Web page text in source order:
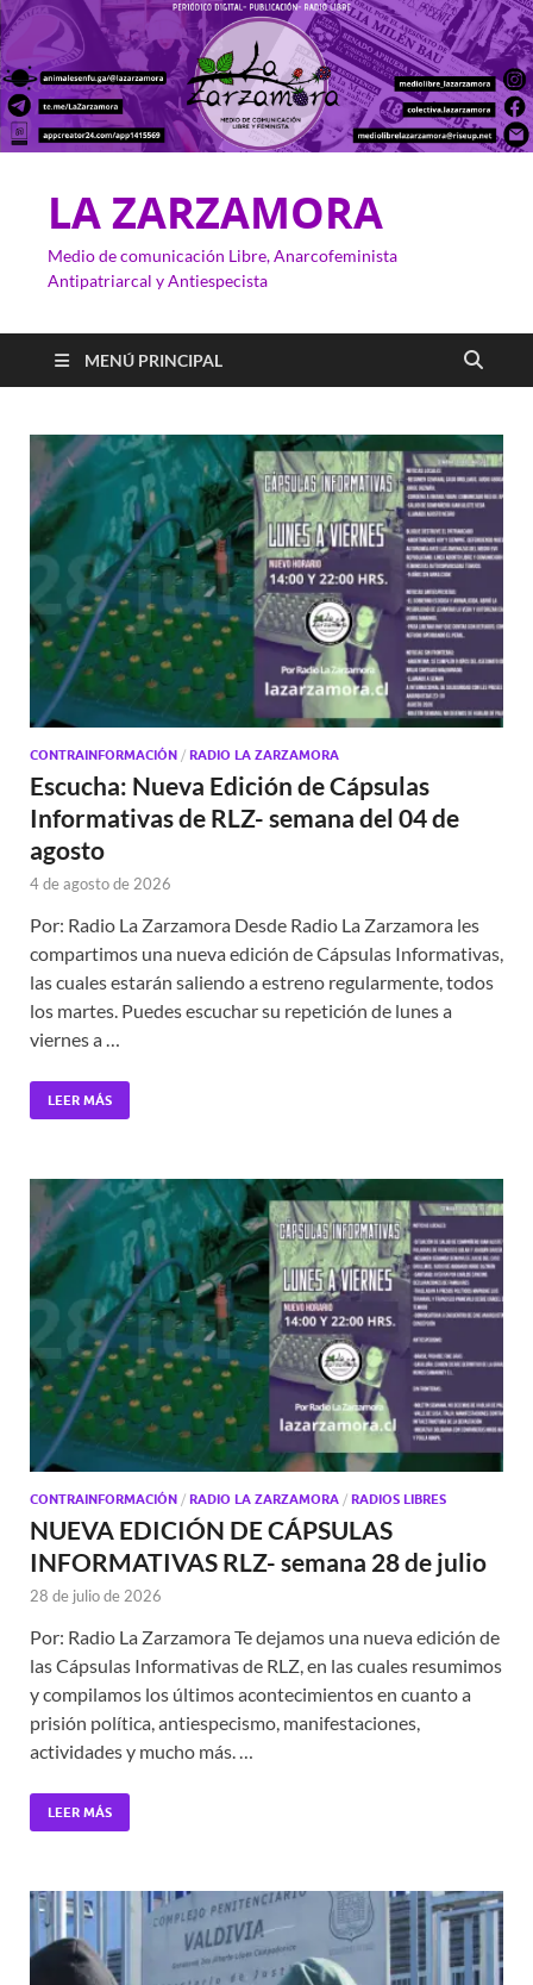
LA ZARZAMORA
Medio de comunicación Libre, Anarcofeminista
Antipatriarcal y Antiespecista
MENÚ PRINCIPAL
CONTRAINFORMACIÓN / RADIO LA ZARZAMORA
Escucha: Nueva Edición de Cápsulas
Informativas de RLZ- semana del 04 de
agosto
4 de agosto de 2026
Por: Radio La Zarzamora Desde Radio La Zarzamora les
compartimos una nueva edición de Cápsulas Informativas,
las cuales estarán saliendo a estreno regularmente, todos
los martes. Puedes escuchar su repetición de lunes a
viernes a …
LEER MÁS
CONTRAINFORMACIÓN / RADIO LA ZARZAMORA / RADIOS LIBRES
NUEVA EDICIÓN DE CÁPSULAS
INFORMATIVAS RLZ- semana 28 de julio
28 de julio de 2026
Por: Radio La Zarzamora Te dejamos una nueva edición de
las Cápsulas Informativas de RLZ, en las cuales resumimos
y compilamos los últimos acontecimientos en cuanto a
prisión política, antiespecismo, manifestaciones,
actividades y mucho más. …
LEER MÁS